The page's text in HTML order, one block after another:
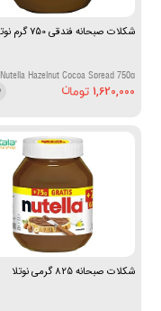
شکلات صبحانه فندقی 750 گرم نوتلا
Nutella Hazelnut Cocoa Spread 750g
1,620,000
شکلات صبحانه 825 گرمی نوتلا